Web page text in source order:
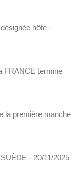
hôte -
FRANCE termine
la première manche
- 20/11/2025